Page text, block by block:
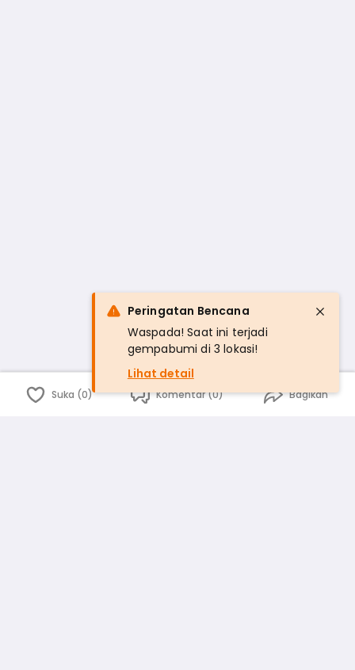
Suka (0) Komentar (0) Bagikan
Peringatan Bencana
Waspada! Saat ini terjadi
gempabumi di 3 lokasi!
Lihat detail